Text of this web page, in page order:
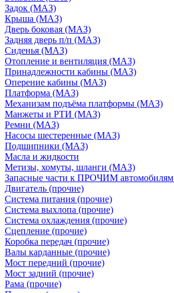
Задок (МАЗ)
Крыша (МАЗ)
Дверь боковая (МАЗ)
Задняя дверь п/п (МАЗ)
Сиденья (МАЗ)
Отопление и вентиляция (МАЗ)
Принадлежности кабины (МАЗ)
Оперение кабины (МАЗ)
Платформа (МАЗ)
Механизам подъёма платформы (МАЗ)
Манжеты и РТИ (МАЗ)
Ремни (МАЗ)
Насосы шестеренные (МАЗ)
Подшипники (МАЗ)
Масла и жидкости
Метизы, хомуты, шланги (МАЗ)
Запасные части к ПРОЧИМ автомобилям
Двигатель (прочие)
Система питания (прочие)
Система выхлопа (прочие)
Система охлаждения (прочие)
Сцепление (прочие)
Коробка передач (прочие)
Валы карданные (прочие)
Мост передний (прочие)
Мост задний (прочие)
Рама (прочие)